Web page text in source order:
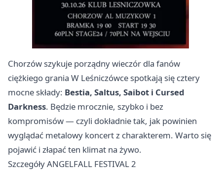
Chorzów szykuje porządny wieczór dla fanów
ciężkiego grania W Leśniczówce spotkają się cztery
mocne składy: Bestia, Saltus, Saibot i Cursed
Darkness. Będzie mrocznie, szybko i bez
kompromisów — czyli dokładnie tak, jak powinien
wyglądać metalowy koncert z charakterem. Warto się
pojawić i złapać ten klimat na żywo.
Szczegóły ANGELFALL FESTIVAL 2